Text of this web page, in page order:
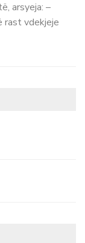
arsyeja: –
rast vdekjeje